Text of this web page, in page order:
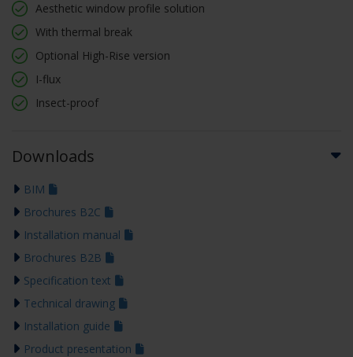
Aesthetic window profile solution
With thermal break
Optional High-Rise version
I-flux
Insect-proof
Downloads
BIM
Brochures B2C
Installation manual
Brochures B2B
Specification text
Technical drawing
Installation guide
Product presentation